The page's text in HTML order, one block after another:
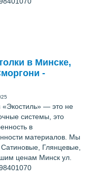
в Минске,
-
«Экостиль» — это не
системы, это
в
материалов. Мы
Глянцевые,
ценам Минск ул.